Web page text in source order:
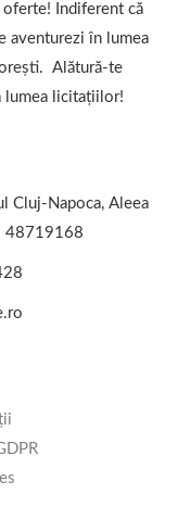
Indiferent că
aventurezi în lumea
Alătură-te
lumea licitațiilor!
Cluj-Napoca, Aleea
48719168